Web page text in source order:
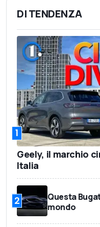
DI TENDENZA
1
Geely, il marchio
Italia
2
Questa
mondo